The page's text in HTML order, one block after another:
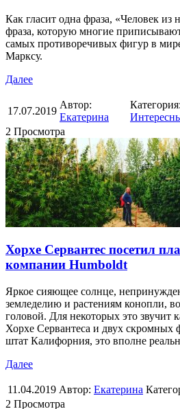
Как гласит одна фраза, «Человек из
фраза, которую многие
самых противоречивых фигур в
Марксу.
Далее
17.07.2019
Автор:
Екатерина
Категория:
2 Просмотра
Хорхе Сервантес посетил
компании Humboldt
Яркое сияющее солнце,
земледелию и растениям конопли,
головой. Для некоторых это звучит
Хорхе Сервантеса и двух скромных
штат Калифорния, это вполне
Далее
11.04.2019 Автор: Екатерина
2 Просмотра